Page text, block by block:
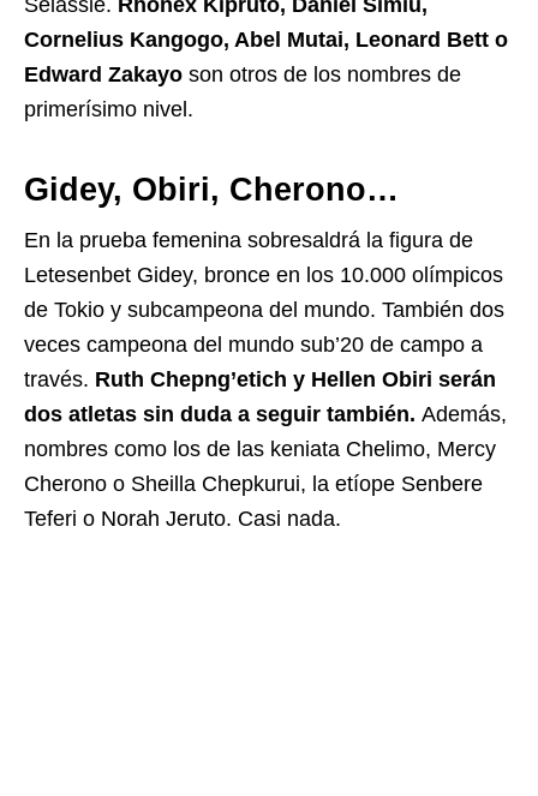
Selassie. Rhonex Kipruto, Daniel Simiu,
Cornelius Kangogo, Abel Mutai, Leonard Bett o
Edward Zakayo son otros de los nombres de
primerísimo nivel.
Gidey, Obiri, Cherono…
En la prueba femenina sobresaldrá la figura de
Letesenbet Gidey, bronce en los 10.000 olímpicos
de Tokio y subcampeona del mundo. También dos
veces campeona del mundo sub’20 de campo a
través. Ruth Chepng’etich y Hellen Obiri serán
dos atletas sin duda a seguir también. Además,
nombres como los de las keniata Chelimo, Mercy
Cherono o Sheilla Chepkurui, la etíope Senbere
Teferi o Norah Jeruto. Casi nada.